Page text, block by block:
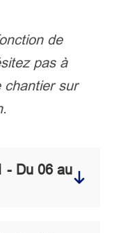
de
pas à
chantier sur
- Du 06 au